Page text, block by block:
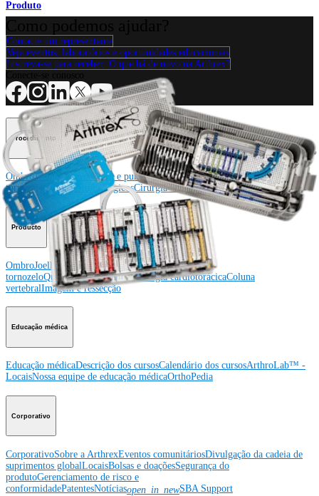
Produto
Contacte um representante
Veja eventos, laboratórios e oportunidades educacionais
Inscreva-se para receber: O que há de novo na Arthrex?
Procedimento
OmbroJoelhoCotoveloMão e punhoPé e
tornozelo
QuadrilOrtobiológicosCirurgia cardiotorácicaColuna vertebral
Producto
OmbroJoelhoCotoveloMão e punhoPé e
tornozeloQuadrilOrtobiológicosCirurgia cardiotorácicaColuna
vertebralImagem e ressecção
Educação médica
Educação médicaDescrição dos cursosCalendário dos cursosArthroLab™ -
LocaisNossa equipe de educação médicaOrthoPedia
Corporativo
CorporativoSobre a ArthrexEventos comunitáriosDivulgação da cadeia de
suprimentos globalLocaisBolsas e doaçõesSegurança do
produtoGerenciamento de risco e
conformidadePatentesNotíciasopen_in_newSBA Support